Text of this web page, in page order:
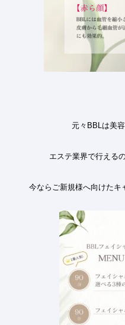
元々BBLは美
エステ業界で行える
今ならご新規様へ向けたキ